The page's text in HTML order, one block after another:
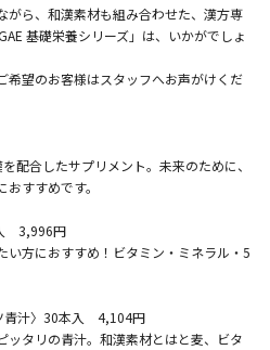
がら、和漢素材も組み合わせた、漢方専
基礎栄養シリーズ」は、いかがでしょ
希望のお客様はスタッフへお声がけくだ
配合したサプリメント。未来のために、
すすめです。
3,996円
い方におすすめ！ビタミン・ミネラル・5
青汁〉30本入 4,104円
ッタリの青汁。和漢素材とはと麦、ビタ